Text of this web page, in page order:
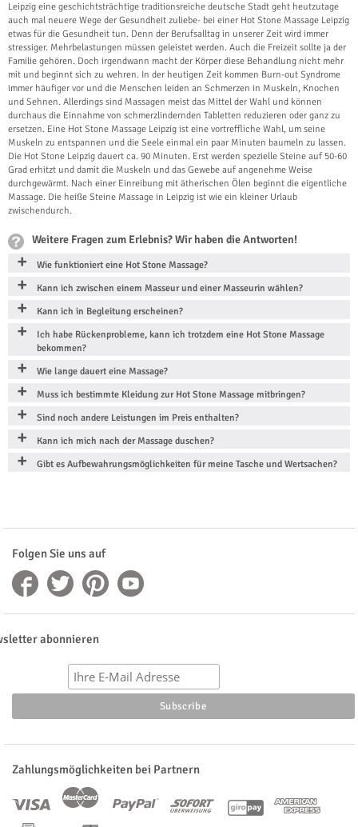
Leipzig eine geschichtsträchtige traditionsreiche deutsche Stadt geht heutzutage
auch mal neuere Wege der Gesundheit zuliebe- bei einer Hot Stone Massage Leipzig
etwas für die Gesundheit tun. Denn der Berufsalltag in unserer Zeit wird immer
stressiger. Mehrbelastungen müssen geleistet werden. Auch die Freizeit sollte ja der
Familie gehören. Doch irgendwann macht der Körper diese Behandlung nicht mehr
mit und beginnt sich zu wehren. In der heutigen Zeit kommen Burn-out Syndrome
immer häufiger vor und die Menschen leiden an Schmerzen in Muskeln, Knochen
und Sehnen. Allerdings sind Massagen meist das Mittel der Wahl und können
durchaus die Einnahme von schmerzlindernden Tabletten reduzieren oder ganz zu
ersetzen. Eine Hot Stone Massage Leipzig ist eine vortreffliche Wahl, um seine
Muskeln zu entspannen und die Seele einmal ein paar Minuten baumeln zu lassen.
Die Hot Stone Leipzig dauert ca. 90 Minuten. Erst werden spezielle Steine auf 50-60
Grad erhitzt und damit die Muskeln und das Gewebe auf angenehme Weise
durchgewärmt. Nach einer Einreibung mit ätherischen Ölen beginnt die eigentliche
Massage. Die heiße Steine Massage in Leipzig ist wie ein kleiner Urlaub
zwischendurch.
Weitere Fragen zum Erlebnis? Wir haben die Antworten!
Wie funktioniert eine Hot Stone Massage?
Kann ich zwischen einem Masseur und einer Masseurin wählen?
Kann ich in Begleitung erscheinen?
Ich habe Rückenprobleme, kann ich trotzdem eine Hot Stone Massage
bekommen?
Wie lange dauert eine Massage?
Muss ich bestimmte Kleidung zur Hot Stone Massage mitbringen?
Sind noch andere Leistungen im Preis enthalten?
Kann ich mich nach der Massage duschen?
Gibt es Aufbewahrungsmöglichkeiten für meine Tasche und Wertsachen?
Folgen Sie uns auf
abonnieren
Zahlungsmöglichkeiten bei Partnern